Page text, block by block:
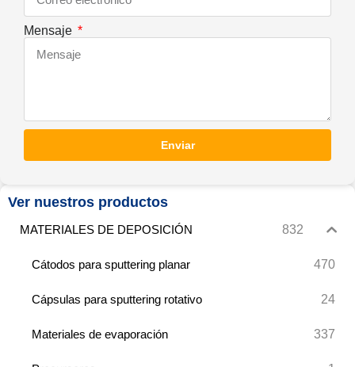
Ver nuestros productos
MATERIALES DE DEPOSICIÓN 832
Cátodos para sputtering planar 470
Cápsulas para sputtering rotativo 24
Materiales de evaporación 337
Mensaje
Enviar